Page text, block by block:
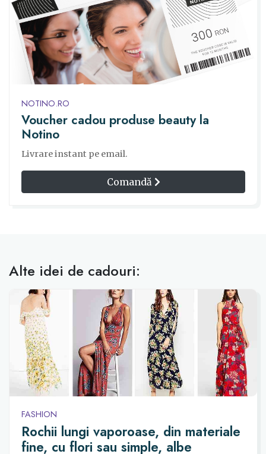
NOTINO.RO
Voucher cadou produse beauty la
Notino
Livrare instant pe email.
Comandă
Alte idei de cadouri:
FASHION
Rochii lungi vaporoase, din materiale
fine, cu flori sau simple, albe